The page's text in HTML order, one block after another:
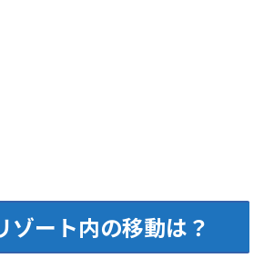
ゾート内の移動は？